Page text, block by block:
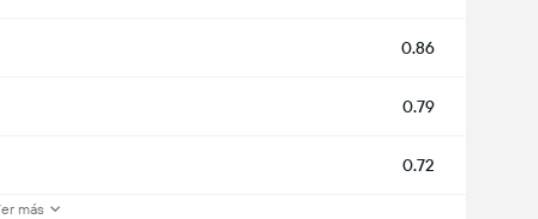
0.86
0.79
0.72
más